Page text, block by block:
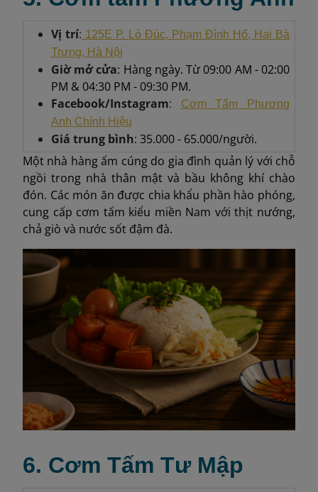
Vị trí: 125E P. Lò Đúc, Phạm Đình Hổ, Hai Bà
Trưng, Hà Nội
Giờ mở cửa: Hàng ngày. Từ 09:00 AM - 02:00
PM & 04:30 PM - 09:30 PM.
Facebook/Instagram:
Cơm Tấm Phương
Anh Chính Hiệu
Giá trung bình: 35.000 - 65.000/người.
Một nhà hàng ấm cúng do gia đình quản lý với chỗ
ngồi trong nhà thân mật và bầu không khí chào
đón. Các món ăn được chia khẩu phần hào phóng,
cung cấp cơm tấm kiểu miền Nam với thịt nướng,
chả giò và nước sốt đậm đà.
6. Cơm Tấm Tư Mập